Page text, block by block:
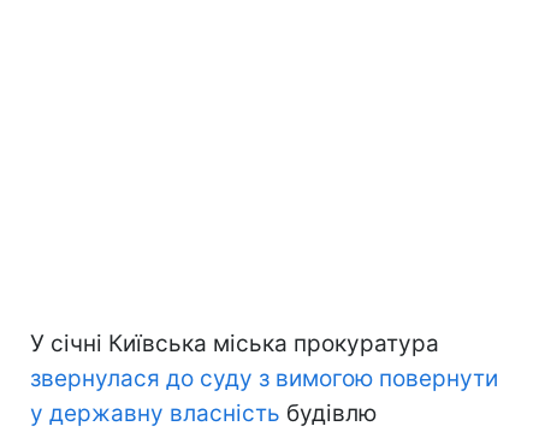
У січні Київська міська прокуратура
звернулася до суду з вимогою повернути
у державну власність будівлю